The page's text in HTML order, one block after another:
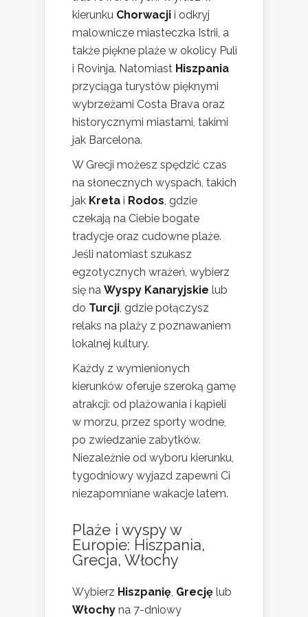
kierunku Chorwacji i odkryj
malownicze miasteczka Istrii, a
także piękne plaże w okolicy Puli
i Rovinja. Natomiast Hiszpania
przyciąga turystów pięknymi
wybrzeżami Costa Brava oraz
historycznymi miastami, takimi
jak Barcelona.
W Grecji możesz spędzić czas
na słonecznych wyspach, takich
jak Kreta i Rodos , gdzie
czekają na Ciebie bogate
tradycje oraz cudowne plaże.
Jeśli natomiast szukasz
egzotycznych wrażeń, wybierz
się na Wyspy Kanaryjskie lub
do Turcji , gdzie połączysz
relaks na plaży z poznawaniem
lokalnej kultury.
Każdy z wymienionych
kierunków oferuje szeroką gamę
atrakcji: od plażowania i kąpieli
w morzu, przez sporty wodne,
po zwiedzanie zabytków.
Niezależnie od wyboru kierunku,
tygodniowy wyjazd zapewni Ci
niezapomniane wakacje latem.
Plaże i wyspy w
Europie: Hiszpania,
Grecja, Włochy
Wybierz Hiszpanię Grecję lub
Włochy na 7-dniowy